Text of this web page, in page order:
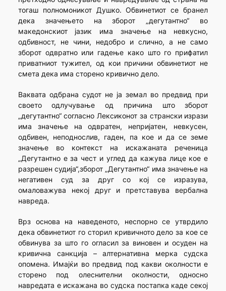
тогаш полномоникот Душко. Обвинетиот се бранел
дека значењето на зборот „дегутантно“ во
македонскиот јазик има значење на невкусно,
одбивност, не чини, недобро и слично, а не само
зборот одвратно или гадење како што го прифатил
приватниот тужител, од кои причини обвинетиот не
смета дека има сторено кривично дело.
Ваквата одбрана судот не ја земал во предвид при
своето одлучување од причина што зборот
„дегутантно“ согласно Лексиконот за странски изрази
има значење на одвратен, непријатен, невкусен,
одбивен, неподнослив, гаден, па кое и да се земе
значење во контекст на искажаната реченица
„Дегутантно е за чест и углед да кажува лице кое е
разрешен судија“,зборот „Дегутантно“ има значење на
негативен суд за друг со кој се изразува,
омаловажува некој друг и претставува вербална
навреда.
Врз основа на наведеното, неспорно се утврдило
дека обвинетиот го сторил кривичното дело за кое се
обвинува за што го огласил за виновен и осуден на
кривична санкција – алтернативна мерка судска
опомена. Имајќи во предвид под какви околности е
сторено под олеснителни околности, односно
навредата е искажана во судска постапка каде секој